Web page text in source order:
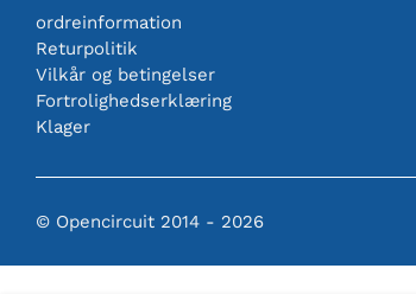
ordreinformation
Returpolitik
Vilkår og betingelser
Fortrolighedserklæring
Klager
© Opencircuit 2014 - 2026